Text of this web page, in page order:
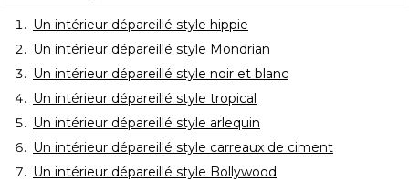
Un intérieur dépareillé style hippie
Un intérieur dépareillé style Mondrian
Un intérieur dépareillé style noir et blanc
Un intérieur dépareillé style tropical
Un intérieur dépareillé style arlequin
Un intérieur dépareillé style carreaux de ciment
Un intérieur dépareillé style Bollywood